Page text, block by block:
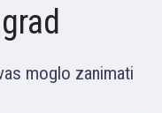
moglo zanimati